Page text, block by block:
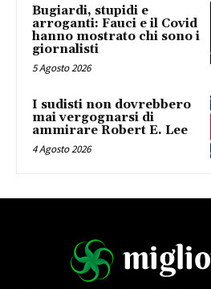
Bugiardi, stupidi e
arroganti: Fauci e il Covid
hanno mostrato chi sono i
giornalisti
5 Agosto 2026
I sudisti non dovrebbero
mai vergognarsi di
ammirare Robert E. Lee
4 Agosto 2026